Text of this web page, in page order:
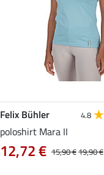
Felix Bühler 4.8
poloshirt Mara II
15,90 €19,90 €
12,72 €